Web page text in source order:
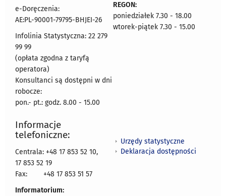
e-Doręczenia:
AE:PL-90001-79795-BHJEI-26
Infolinia Statystyczna: 22 279
99 99
(opłata zgodna z taryfą
operatora)
Konsultanci są dostępni w dni
robocze:
pon.- pt.: godz. 8.00 - 15.00
REGON:
poniedziałek 7.30 - 18.00
wtorek-piątek 7.30 - 15.00
Informacje
telefoniczne:
Centrala: +48 17 853 52 10,
17 853 52 19
Fax:
+48 17 853 51 57
Informatorium:
Urzędy statystyczne
Deklaracja dostępności